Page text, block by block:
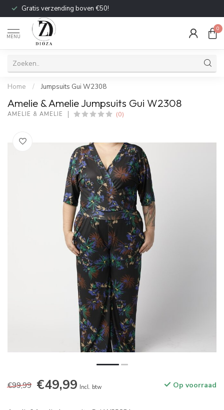
Gratis verzending boven €50!
MENU
0
Home / Jumpsuits Gui W2308
Amelie & Amelie Jumpsuits Gui W2308
AMELIE & AMELIE (0)
€99,99 €49,99 Incl. btw Op voorraad